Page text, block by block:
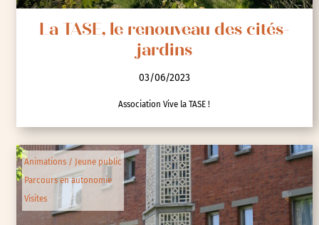
La TASE, le renouveau des cités-
jardins
03/06/2023
Association Vive la TASE !
Animations / Jeune public
Parcours en autonomie
Visites